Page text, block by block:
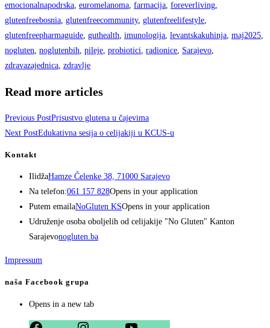
emocionalnapodrska, euromelanoma, farmacija, foreverliving,
glutenfreebosnia, glutenfreecommunity, glutenfreelifestyle,
glutenfreepharmaguide, guthealth, imunologija, levantskakuhinja, maj2025,
nogluten, noglutenbih, pileje, probiotici, radionice, Sarajevo,
zdravazajednica, zdravlje
Read more articles
Previous PostPrisustvo glutena u čajevima
Next PostEdukativna sesija o celijakiji u KCUS-u
Kontakt
IlidžaHamze Čelenke 38, 71000 Sarajevo
Na telefon:061 157 828Opens in your application
Putem emailaNoGluten KSOpens in your application
Udruženje osoba oboljelih od celijakije "No Gluten" Kanton
Sarajevonogluten.ba
Impressum
naša Facebook grupa
Opens in a new tab